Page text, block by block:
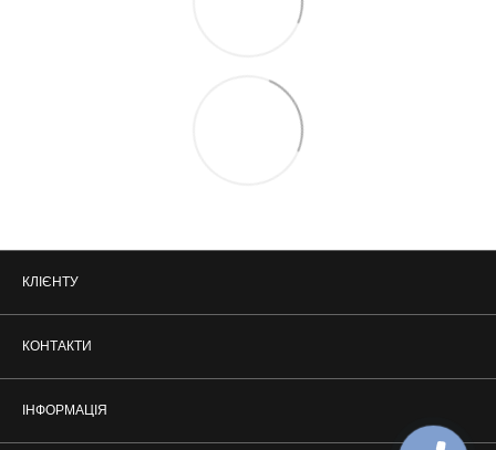
КЛІЄНТУ
КОНТАКТИ
ІНФОРМАЦІЯ